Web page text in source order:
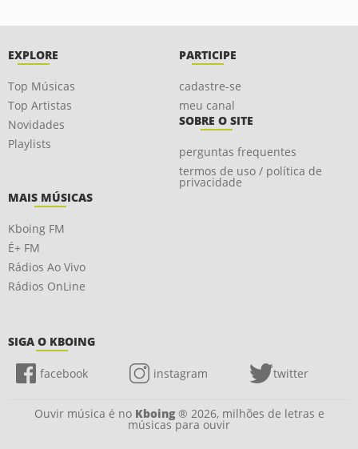
EXPLORE
Top Músicas
Top Artistas
Novidades
Playlists
PARTICIPE
cadastre-se
meu canal
SOBRE O SITE
perguntas frequentes
termos de uso / política de
privacidade
MAIS MÚSICAS
Kboing FM
É+ FM
Rádios Ao Vivo
Rádios OnLine
SIGA O KBOING
facebook instagram twitter
Ouvir música é no Kboing® 2026, milhões de letras e
músicas para ouvir